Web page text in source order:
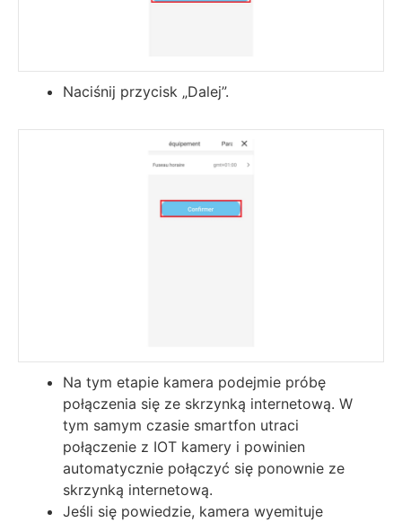
Naciśnij przycisk „Dalej”.
Na tym etapie kamera podejmie próbę
połączenia się ze skrzynką internetową. W
tym samym czasie smartfon utraci
połączenie z IOT kamery i powinien
automatycznie połączyć się ponownie ze
skrzynką internetową.
Jeśli się powiedzie, kamera wyemituje